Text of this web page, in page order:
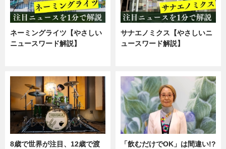
ネーミングライツ【やさしい
ニュースワード解説】
サナエノミクス【やさしいニ
ュースワード解説】
8歳で世界が注目、12歳で渡
「飲むだけでOK」は間違い!?